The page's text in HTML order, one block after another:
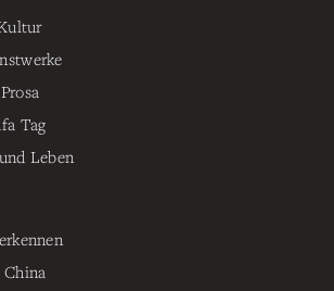
Tag
Leben